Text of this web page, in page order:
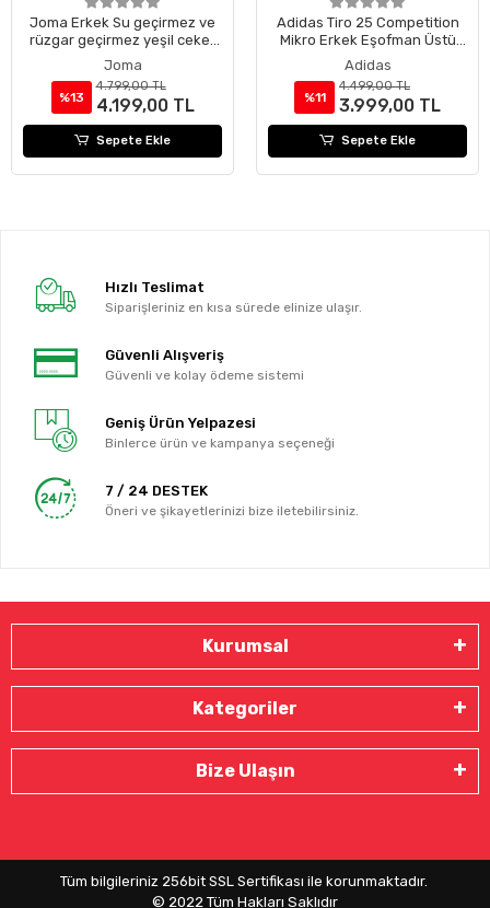
Joma Erkek Su geçirmez ve
rüzgar geçirmez yeşil ceket
104475346
Joma
%13
4.799,00 TL
4.199,00 TL
Sepete Ekle
Adidas Tiro 25 Competition
Mikro Erkek Eşofman Üstü
JI6564
Adidas
%11
4.499,00 TL
3.999,00 TL
Sepete Ekle
Hızlı Teslimat
Siparişleriniz en kısa sürede elinize ulaşır.
Güvenli Alışveriş
Güvenli ve kolay ödeme sistemi
Geniş Ürün Yelpazesi
Binlerce ürün ve kampanya seçeneği
7 / 24 DESTEK
Öneri ve şikayetlerinizi bize iletebilirsiniz.
Kurumsal
Kategoriler
Bize Ulaşın
Tüm bilgileriniz 256bit SSL Sertifikası ile korunmaktadır.
© 2022 Tüm Hakları Saklıdır